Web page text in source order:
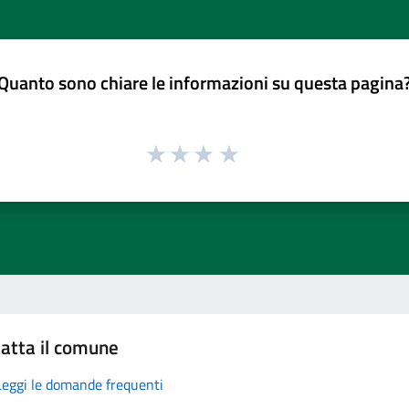
sono chiare le informazioni su questa
il comune
le domande frequenti